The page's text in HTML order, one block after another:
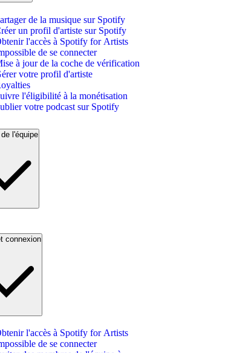
de la musique sur Spotify
un profil d'artiste sur Spotify
l'accès à Spotify for Artists
de se connecter
à jour de la coche de vérification
votre profil d'artiste
l'éligibilité à la monétisation
votre podcast sur Spotify
l'équipe
connexion
l'accès à Spotify for Artists
de se connecter